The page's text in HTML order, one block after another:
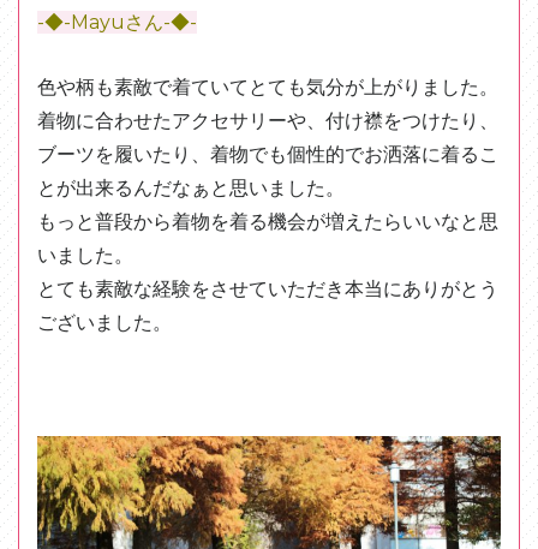
-◆-Mayuさん-◆-
色や柄も素敵で着ていてとても気分が上がりました。
着物に合わせたアクセサリーや、付け襟をつけたり、
ブーツを履いたり、着物でも個性的でお洒落に着るこ
とが出来るんだなぁと思いました。
もっと普段から着物を着る機会が増えたらいいなと思
いました。
とても素敵な経験をさせていただき本当にありがとう
ございました。